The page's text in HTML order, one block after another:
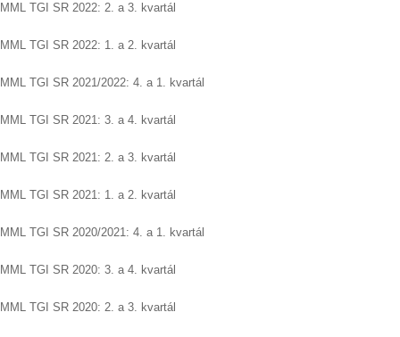
MML TGI SR 2022: 2. a 3. kvartál
MML TGI SR 2022: 1. a 2. kvartál
MML TGI SR 2021/2022: 4. a 1. kvartál
MML TGI SR 2021: 3. a 4. kvartál
MML TGI SR 2021: 2. a 3. kvartál
MML TGI SR 2021: 1. a 2. kvartál
MML TGI SR 2020/2021: 4. a 1. kvartál
MML TGI SR 2020: 3. a 4. kvartál
MML TGI SR 2020: 2. a 3. kvartál